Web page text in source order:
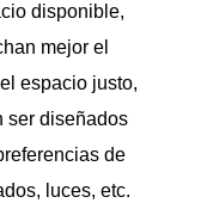
disponible,
mejor el
espacio justo,
ser diseñados
de
luces, etc.